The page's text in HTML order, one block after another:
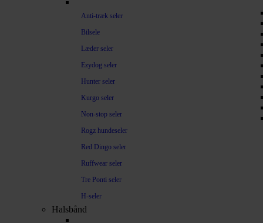
Anti-træk seler
Bilsele
Læder seler
Ezydog seler
Hunter seler
Kurgo seler
Non-stop seler
Rogz hundeseler
Red Dingo seler
Ruffwear seler
Tre Ponti seler
H-seler
Halsbånd